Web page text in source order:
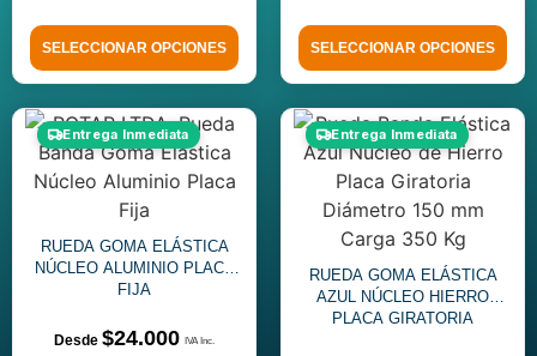
SELECCIONAR OPCIONES SELECCIONAR OPCIONES
Entrega Inmediata
RUEDA GOMA ELÁSTICA
NÚCLEO ALUMINIO PLACA
FIJA
$24.000
Entrega Inmediata
RUEDA GOMA ELÁSTICA
AZUL NÚCLEO HIERRO
PLACA GIRATORIA